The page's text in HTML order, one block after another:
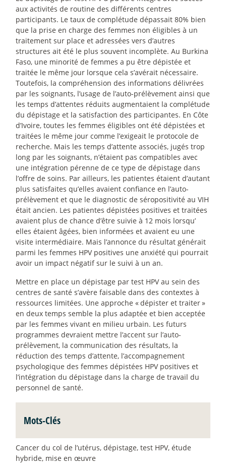
aux activités de routine des différents centres
participants. Le taux de complétude dépassait 80% bien
que la prise en charge des femmes non éligibles à un
traitement sur place et adressées vers d’autres
structures ait été le plus souvent incomplète. Au Burkina
Faso, une minorité de femmes a pu être dépistée et
traitée le même jour lorsque cela s’avérait nécessaire.
Toutefois, la compréhension des informations délivrées
par les soignants, l’usage de l’auto-prélèvement ainsi que
les temps d’attentes réduits augmentaient la complétude
du dépistage et la satisfaction des participantes. En Côte
d’Ivoire, toutes les femmes éligibles ont été dépistées et
traitées le même jour comme l’exigeait le protocole de
recherche. Mais les temps d’attente associés, jugés trop
long par les soignants, n’étaient pas compatibles avec
une intégration pérenne de ce type de dépistage dans
l’offre de soins. Par ailleurs, les patientes étaient d’autant
plus satisfaites qu’elles avaient confiance en l’auto-
prélèvement et que le diagnostic de séropositivité au VIH
était ancien. Les patientes dépistées positives et traitées
avaient plus de chance d’être suivie à 12 mois lorsqu’
elles étaient âgées, bien informées et avaient eu une
visite intermédiaire. Mais l’annonce du résultat générait
parmi les femmes HPV positives une anxiété qui pourrait
avoir un impact négatif sur le suivi à un an.
Mettre en place un dépistage par test HPV au sein des
centres de santé s’avère faisable dans des contextes à
ressources limitées. Une approche «dépister et traiter»
en deux temps semble la plus adaptée et bien acceptée
par les femmes vivant en milieu urbain. Les futurs
programmes devraient mettre l’accent sur l’auto-
prélèvement, la communication des résultats, la
réduction des temps d’attente, l’accompagnement
psychologique des femmes dépistées HPV positives et
l’intégration du dépistage dans la charge de travail du
personnel de santé.
Mots-Clés
Cancer du col de l’utérus, dépistage, test HPV, étude
hybride, mise en œuvre